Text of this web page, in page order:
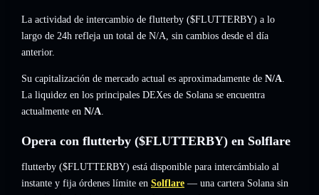
La actividad de intercambio de flutterby ($FLUTTERBY) a lo
largo de 24h refleja un total de N/A, sin cambios desde el día
anterior.
Su capitalización de mercado actual es aproximadamente de N/A.
La liquidez en los principales DEXes de Solana se encuentra
actualmente en N/A.
Opera con flutterby ($FLUTTERBY) en Solflare
flutterby ($FLUTTERBY) está disponible para intercámbialo al
instante y fija órdenes límite en Solflare — una cartera Solana sin